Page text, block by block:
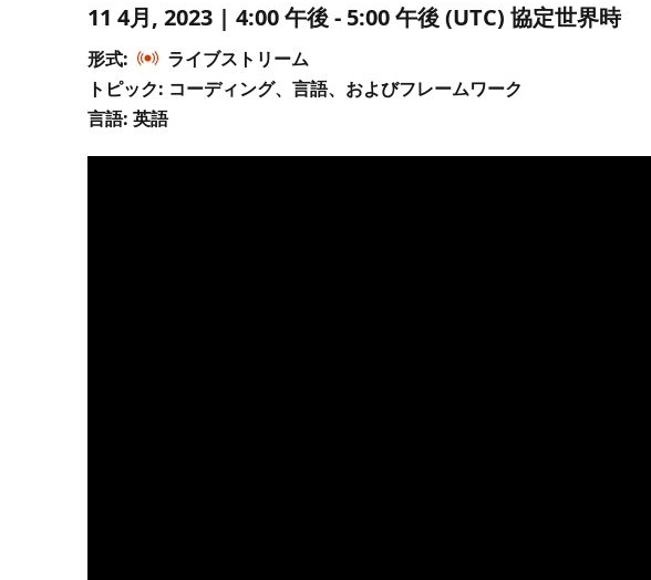
11 4月, 2023 | 4:00 午後 - 5:00 午後 (UTC) 協定世界時
形式:
ライブストリーム
トピック: コーディング、言語、およびフレームワーク
言語: 英語